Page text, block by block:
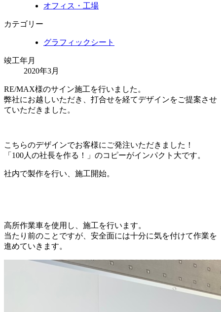
オフィス・工場
カテゴリー
グラフィックシート
竣工年月
2020年3月
RE/MAX様のサイン施工を行いました。
弊社にお越しいただき、打合せを経てデザインをご提案させ
ていただきました。
こちらのデザインでお客様にご発注いただきました！
「100人の社長を作る！」のコピーがインパクト大です。
社内で製作を行い、施工開始。
高所作業車を使用し、施工を行います。
当たり前のことですが、安全面には十分に気を付けて作業を
進めていきます。